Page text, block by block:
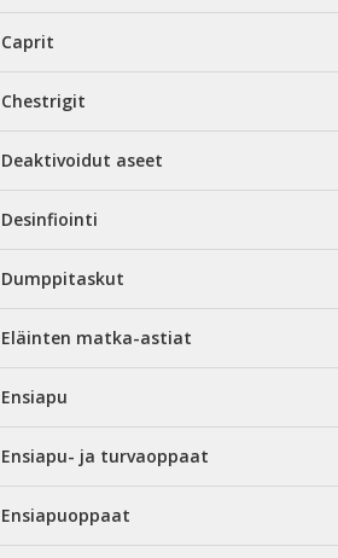
Caprit
Chestrigit
Deaktivoidut aseet
Desinfiointi
Dumppitaskut
Eläinten matka-astiat
Ensiapu
Ensiapu- ja turvaoppaat
Ensiapuoppaat